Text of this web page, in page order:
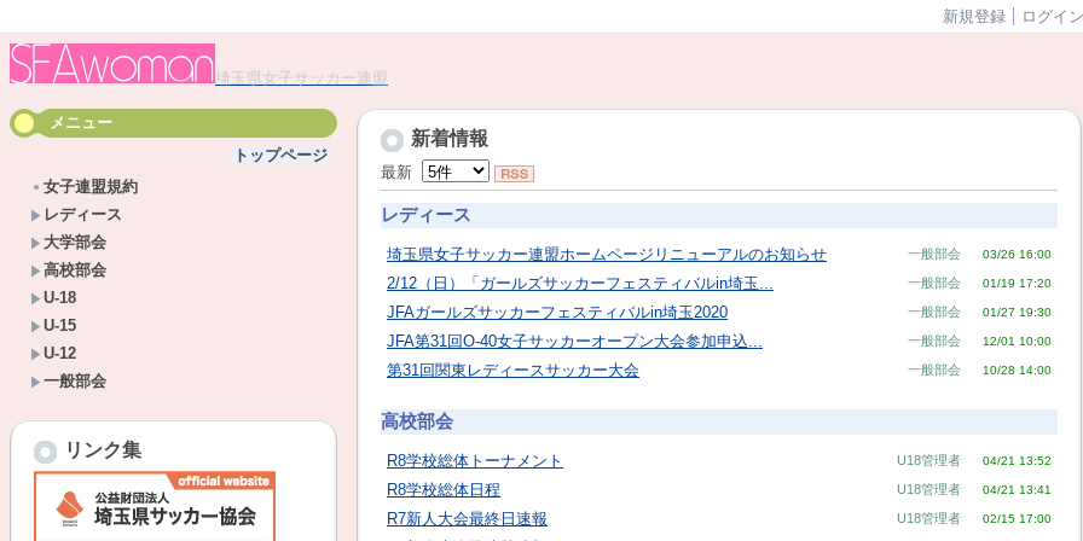
新規登録 ログイン
埼玉県女子サッカー連盟
メニュー
トップページ
女子連盟規約
レディース
大学部会
高校部会
U-18
U-15
U-12
一般部会
リンク集
新着情報
最新
レディース
埼玉県女子サッカー連盟ホームページリニューアルのお知らせ 一般部会 03/26 16:00
2/12（日）「ガールズサッカーフェスティバルin埼玉... 一般部会 01/19 17:20
JFAガールズサッカーフェスティバルin埼玉2020 一般部会 01/27 19:30
JFA第31回O-40女子サッカーオープン大会参加申込... 一般部会 12/01 10:00
第31回関東レディースサッカー大会 一般部会 10/28 14:00
高校部会
R8学校総体トーナメント U18管理者 04/21 13:52
R8学校総体日程 U18管理者 04/21 13:41
R7新人大会最終日速報 U18管理者 02/15 17:00